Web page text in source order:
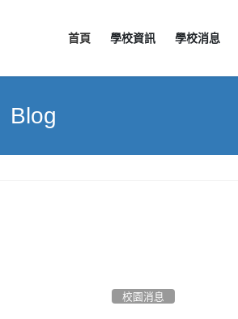
首頁 學校資訊 學校消息
Blog
校園消息